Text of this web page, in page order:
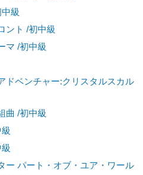
級
ント /初中級
マ /初中級
ドベンチャー:クリスタルスカル
曲 /初中級
ー パート・オブ・ユア・ワール